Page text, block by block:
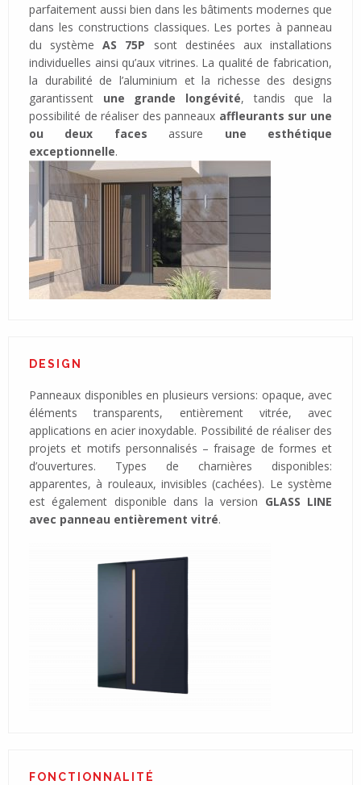
parfaitement aussi bien dans les bâtiments modernes que
dans les constructions classiques. Les portes à panneau
du systèmeAS 75P sont destinées aux installations
individuelles ainsi qu’aux vitrines. La qualité de fabrication,
la durabilité de l’aluminium et la richesse des designs
garantissent une grande longévité, tandis que la
possibilité de réaliser des panneaux affleurants sur une
ou deux faces assure une esthétique
exceptionnelle.
DESIGN
Panneaux disponibles en plusieurs versions: opaque, avec
éléments transparents, entièrement vitrée, avec
applications en acier inoxydable. Possibilité de réaliser des
projets et motifs personnalisés – fraisage de formes et
d’ouvertures. Types de charnières disponibles:
apparentes, à rouleaux, invisibles (cachées). Le système
est également disponible dans la version GLASS LINE
avec panneau entièrement vitré.
FONCTIONNALITÉ